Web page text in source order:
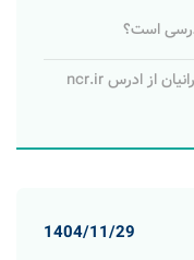
است؟
ورود به سایت ملی نشانی ایرانیان از ادرس ncr.ir
1404/11/29